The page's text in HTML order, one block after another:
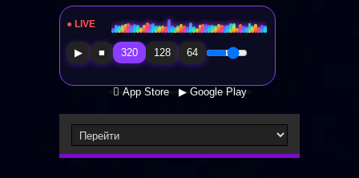
● LIVE Radio Sfera Music
▶ ■ 320 128 64
 App Store ▶ Google Play